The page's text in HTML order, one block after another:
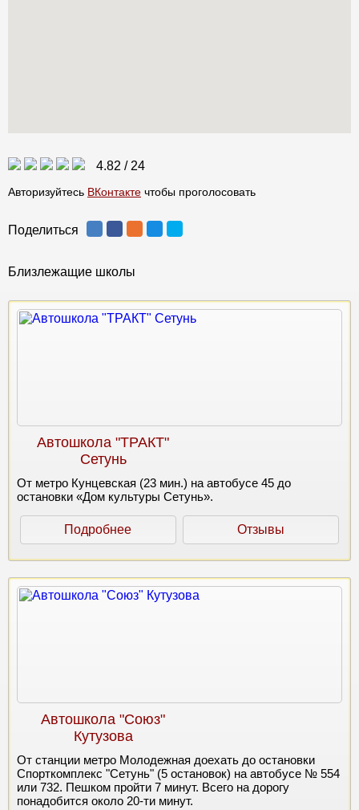
4.82 / 24
Авторизуйтесь ВКонтакте чтобы проголосовать
Поделиться
Близлежащие школы
Автошкола "ТРАКТ"
Сетунь
От метро Кунцевская (23 мин.) на автобусе 45 до
остановки «Дом культуры Сетунь».
Подробнее Отзывы
Автошкола "Союз"
Кутузова
От станции метро Молодежная доехать до остановки
Спорткомплекс "Сетунь" (5 остановок) на автобусе № 554
или 732. Пешком пройти 7 минут. Всего на дорогу
понадобится около 20-ти минут.